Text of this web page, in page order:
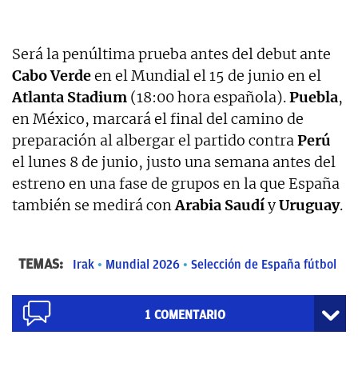
Será la penúltima prueba antes del debut ante
Cabo Verdeen el Mundial el 15 de junio en el
Atlanta Stadium (18:00 hora española).Puebla,
en México, marcará el final del camino de
preparación al albergar el partido contraPerú
el lunes 8 de junio, justo una semana antes del
estreno en una fase de grupos en la que España
también se medirá conArabia SaudíyUruguay.
TEMAS: Irak Mundial 2026 Selección de España fútbol
1 COMENTARIO